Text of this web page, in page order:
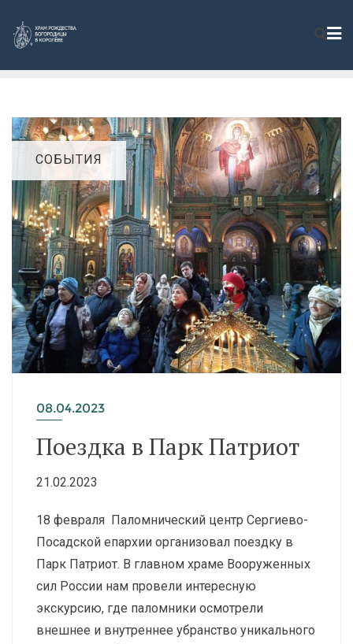
СОБЫТИЯ
08.04.2023
Поездка в Парк Патриот
21.02.2023
18 февраля Паломнический центр Сергиево-
Посадской епархии организовал поездку в
Парк Патриот. В главном храме Вооруженных
сил России нам провели интересную
экскурсию, где паломники осмотрели
внешнее и внутреннее убранство уникального